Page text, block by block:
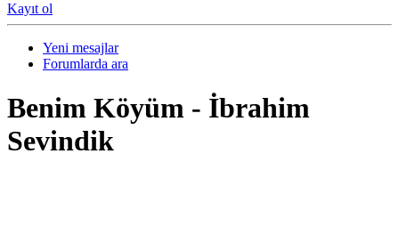
Kayıt ol
Yeni mesajlar
Forumlarda ara
Benim Köyüm - İbrahim
Sevindik